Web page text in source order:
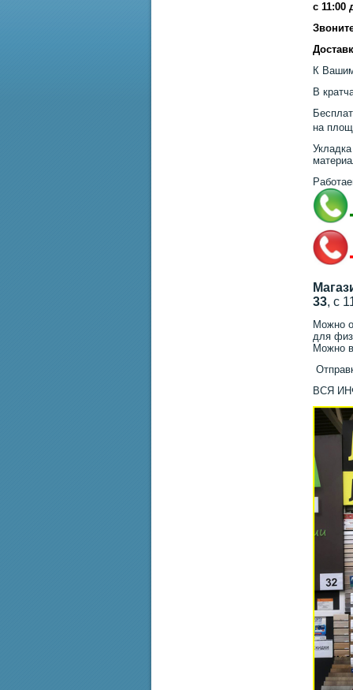
с 11:00
К
В
на
33, с
Можно
для
Можно
ВСЯ